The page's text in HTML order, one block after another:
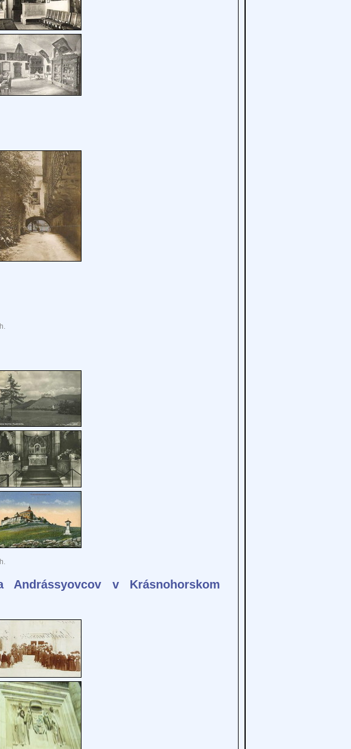
Andrássyovcov v Krásnohorskom